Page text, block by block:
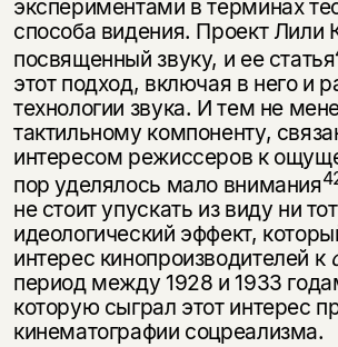
экспериментами в терминах
способа видения. Проект Лили
посвященный звуку, и ее статья
этот подход, включая в него и
технологии звука. И тем не
тактильному компоненту,
интересом режиссеров к
пор уделялось мало внимания
не стоит упускать из виду ни
идеологический эффект,
интерес кинопроиз­водителей к
период между 1928 и 1933
ко­торую сыграл этот интерес
кинематографии соцреализма.